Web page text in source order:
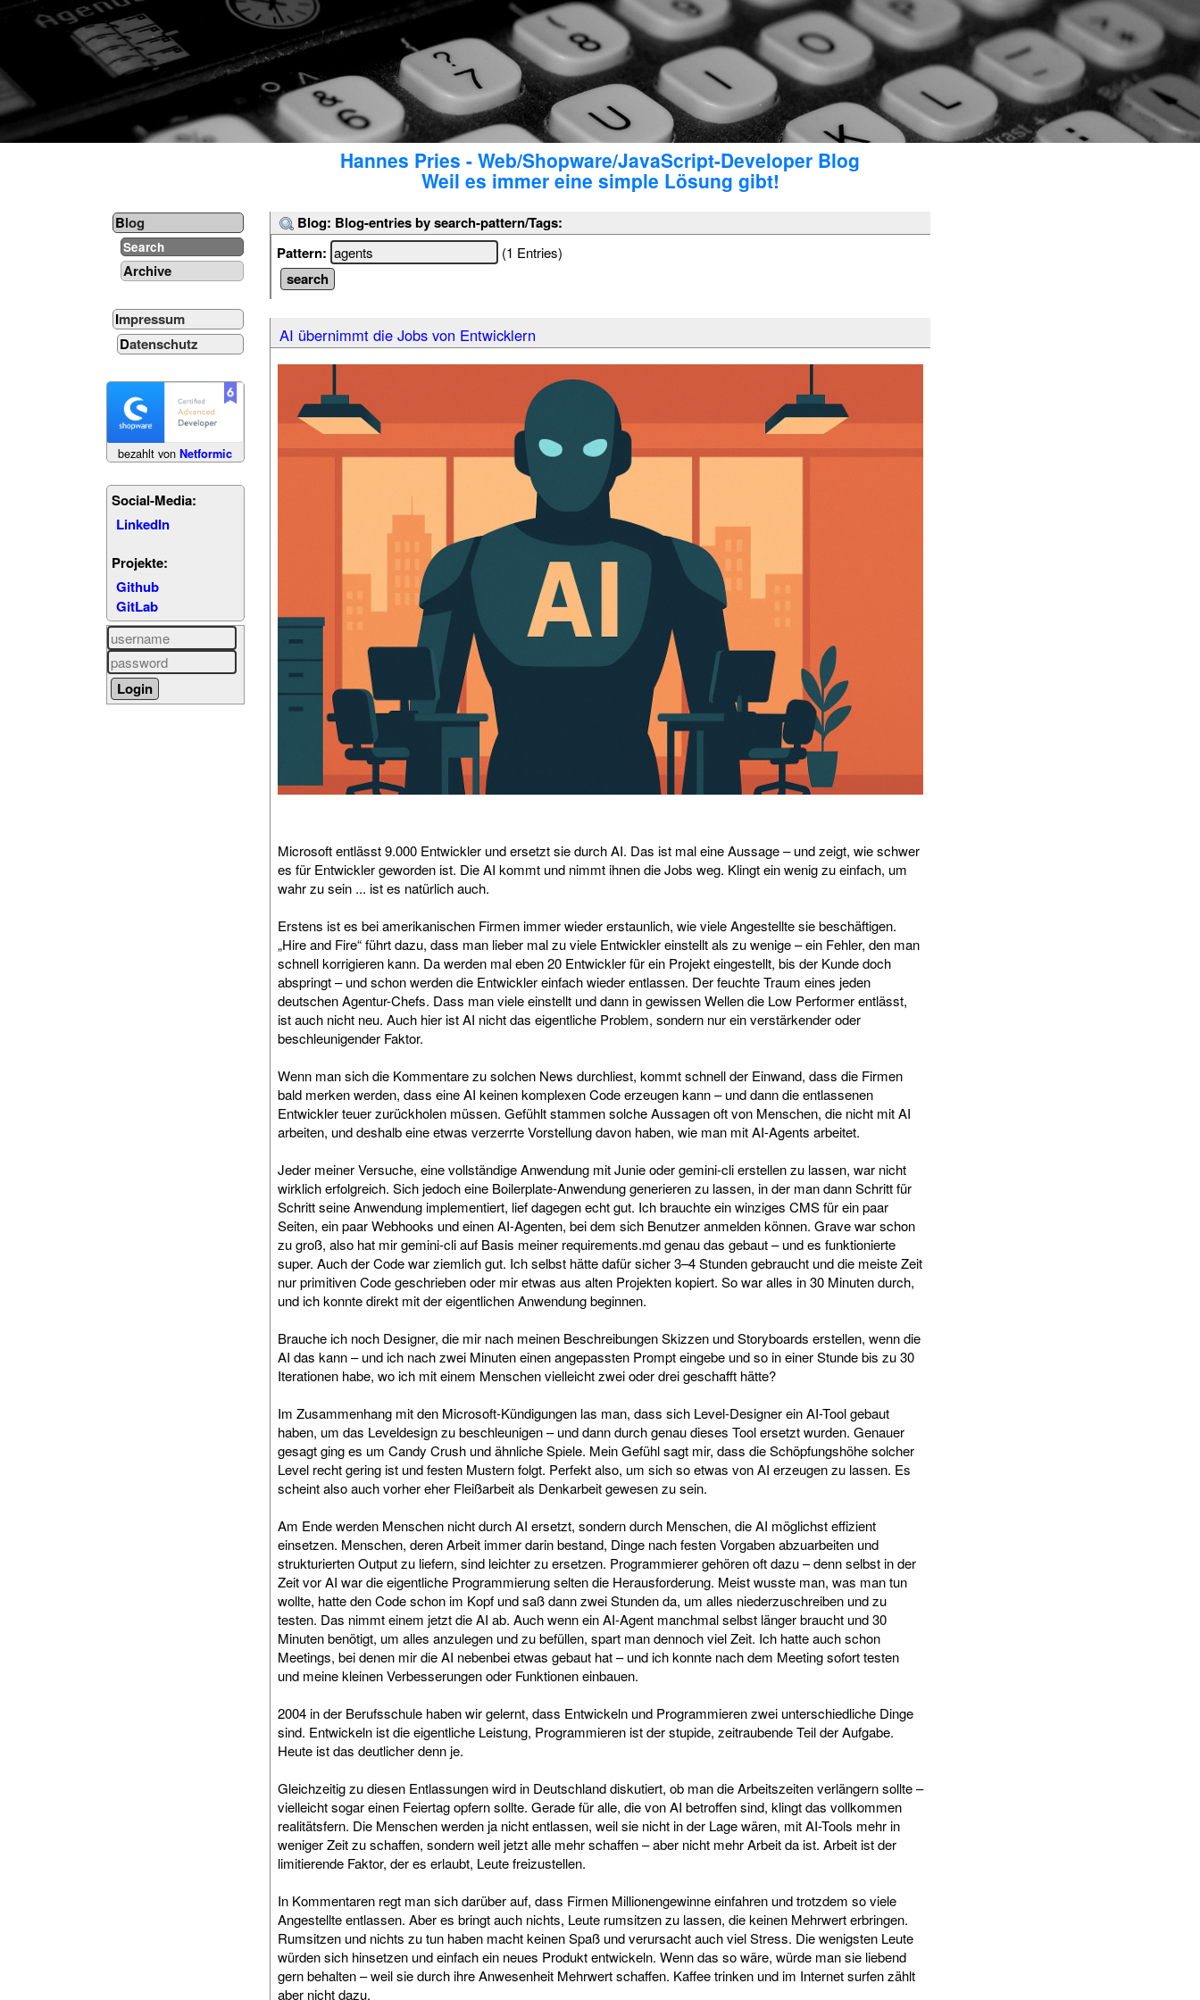
Hannes Pries - Web/Shopware/JavaScript-Developer Blog
Weil es immer eine simple Lösung gibt!
Blog
Search
Archive
Impressum
Datenschutz
bezahlt vonNetformic
Social-Media:
LinkedIn
Projekte:
Github
GitLab
Blog: Blog-entries by search-pattern/Tags:
Pattern:
(1 Entries)
AI übernimmt die Jobs von Entwicklern
Microsoft entlässt 9.000 Entwickler und ersetzt sie durch AI. Das ist mal eine Aussage – und zeigt, wie schwer
es für Entwickler geworden ist. Die AI kommt und nimmt ihnen die Jobs weg. Klingt ein wenig zu einfach, um
wahr zu sein ... ist es natürlich auch.
Erstens ist es bei amerikanischen Firmen immer wieder erstaunlich, wie viele Angestellte sie beschäftigen.
„Hire and Fire“ führt dazu, dass man lieber mal zu viele Entwickler einstellt als zu wenige – ein Fehler, den man
schnell korrigieren kann. Da werden mal eben 20 Entwickler für ein Projekt eingestellt, bis der Kunde doch
abspringt – und schon werden die Entwickler einfach wieder entlassen. Der feuchte Traum eines jeden
deutschen Agentur-Chefs. Dass man viele einstellt und dann in gewissen Wellen die Low Performer entlässt,
ist auch nicht neu. Auch hier ist AI nicht das eigentliche Problem, sondern nur ein verstärkender oder
beschleunigender Faktor.
Wenn man sich die Kommentare zu solchen News durchliest, kommt schnell der Einwand, dass die Firmen
bald merken werden, dass eine AI keinen komplexen Code erzeugen kann – und dann die entlassenen
Entwickler teuer zurückholen müssen. Gefühlt stammen solche Aussagen oft von Menschen, die nicht mit AI
arbeiten, und deshalb eine etwas verzerrte Vorstellung davon haben, wie man mit AI-Agents arbeitet.
Jeder meiner Versuche, eine vollständige Anwendung mit Junie oder gemini-cli erstellen zu lassen, war nicht
wirklich erfolgreich. Sich jedoch eine Boilerplate-Anwendung generieren zu lassen, in der man dann Schritt für
Schritt seine Anwendung implementiert, lief dagegen echt gut. Ich brauchte ein winziges CMS für ein paar
Seiten, ein paar Webhooks und einen AI-Agenten, bei dem sich Benutzer anmelden können. Grave war schon
zu groß, also hat mir gemini-cli auf Basis meiner requirements.md genau das gebaut – und es funktionierte
super. Auch der Code war ziemlich gut. Ich selbst hätte dafür sicher 3–4 Stunden gebraucht und die meiste Zeit
nur primitiven Code geschrieben oder mir etwas aus alten Projekten kopiert. So war alles in 30 Minuten durch,
und ich konnte direkt mit der eigentlichen Anwendung beginnen.
Brauche ich noch Designer, die mir nach meinen Beschreibungen Skizzen und Storyboards erstellen, wenn die
AI das kann – und ich nach zwei Minuten einen angepassten Prompt eingebe und so in einer Stunde bis zu 30
Iterationen habe, wo ich mit einem Menschen vielleicht zwei oder drei geschafft hätte?
Im Zusammenhang mit den Microsoft-Kündigungen las man, dass sich Level-Designer ein AI-Tool gebaut
haben, um das Leveldesign zu beschleunigen – und dann durch genau dieses Tool ersetzt wurden. Genauer
gesagt ging es um Candy Crush und ähnliche Spiele. Mein Gefühl sagt mir, dass die Schöpfungshöhe solcher
Level recht gering ist und festen Mustern folgt. Perfekt also, um sich so etwas von AI erzeugen zu lassen. Es
scheint also auch vorher eher Fleißarbeit als Denkarbeit gewesen zu sein.
Am Ende werden Menschen nicht durch AI ersetzt, sondern durch Menschen, die AI möglichst effizient
einsetzen. Menschen, deren Arbeit immer darin bestand, Dinge nach festen Vorgaben abzuarbeiten und
strukturierten Output zu liefern, sind leichter zu ersetzen. Programmierer gehören oft dazu – denn selbst in der
Zeit vor AI war die eigentliche Programmierung selten die Herausforderung. Meist wusste man, was man tun
wollte, hatte den Code schon im Kopf und saß dann zwei Stunden da, um alles niederzuschreiben und zu
testen. Das nimmt einem jetzt die AI ab. Auch wenn ein AI-Agent manchmal selbst länger braucht und 30
Minuten benötigt, um alles anzulegen und zu befüllen, spart man dennoch viel Zeit. Ich hatte auch schon
Meetings, bei denen mir die AI nebenbei etwas gebaut hat – und ich konnte nach dem Meeting sofort testen
und meine kleinen Verbesserungen oder Funktionen einbauen.
2004 in der Berufsschule haben wir gelernt, dass Entwickeln und Programmieren zwei unterschiedliche Dinge
sind. Entwickeln ist die eigentliche Leistung, Programmieren ist der stupide, zeitraubende Teil der Aufgabe.
Heute ist das deutlicher denn je.
Gleichzeitig zu diesen Entlassungen wird in Deutschland diskutiert, ob man die Arbeitszeiten verlängern sollte –
vielleicht sogar einen Feiertag opfern sollte. Gerade für alle, die von AI betroffen sind, klingt das vollkommen
realitätsfern. Die Menschen werden ja nicht entlassen, weil sie nicht in der Lage wären, mit AI-Tools mehr in
weniger Zeit zu schaffen, sondern weil jetzt alle mehr schaffen – aber nicht mehr Arbeit da ist. Arbeit ist der
limitierende Faktor, der es erlaubt, Leute freizustellen.
In Kommentaren regt man sich darüber auf, dass Firmen Millionengewinne einfahren und trotzdem so viele
Angestellte entlassen. Aber es bringt auch nichts, Leute rumsitzen zu lassen, die keinen Mehrwert erbringen.
Rumsitzen und nichts zu tun haben macht keinen Spaß und verursacht auch viel Stress. Die wenigsten Leute
würden sich hinsetzen und einfach ein neues Produkt entwickeln. Wenn das so wäre, würde man sie liebend
gern behalten – weil sie durch ihre Anwesenheit Mehrwert schaffen. Kaffee trinken und im Internet surfen zählt
aber nicht dazu.